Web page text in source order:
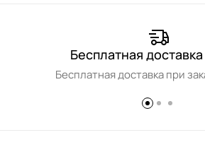
Бесплатная
Бесплатная доставка при